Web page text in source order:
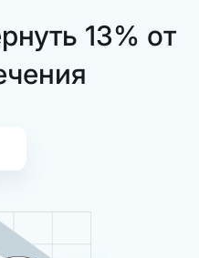
13% от